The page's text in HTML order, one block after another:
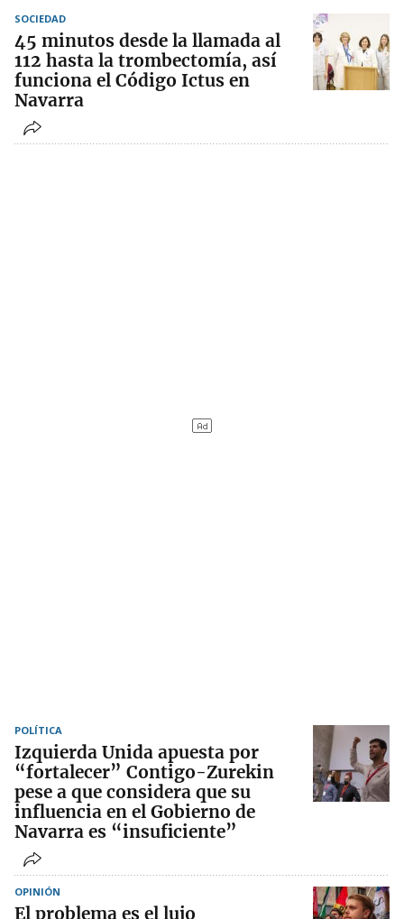
SOCIEDAD
45 minutos desde la llamada al
112 hasta la trombectomía, así
funciona el Código Ictus en
Navarra
POLÍTICA
Izquierda Unida apuesta por
“fortalecer” Contigo-Zurekin
pese a que considera que su
influencia en el Gobierno de
Navarra es “insuficiente”
OPINIÓN
El problema es el lujo